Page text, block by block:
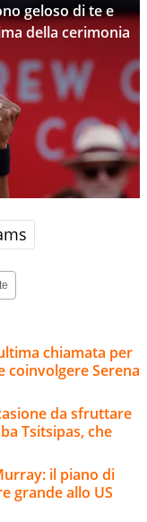
geloso di te e
della cerimonia
chiamata per
coinvolgere Serena
da sfruttare
Tsitsipas, che
il piano di
grande allo US